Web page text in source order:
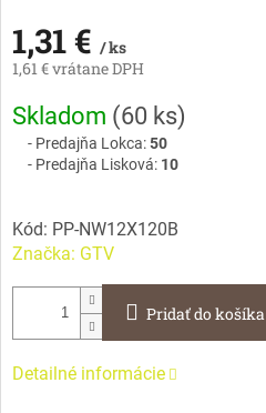
1,31 € / ks
1,61 € vrátane DPH
Jednotková
cena:
Skladom (60 ks)
Predajňa Lokca:50
Predajňa Lisková: 10
Kód: PP-NW12X120B
Značka: GTV
Pridať do košíka
Detailné informácie